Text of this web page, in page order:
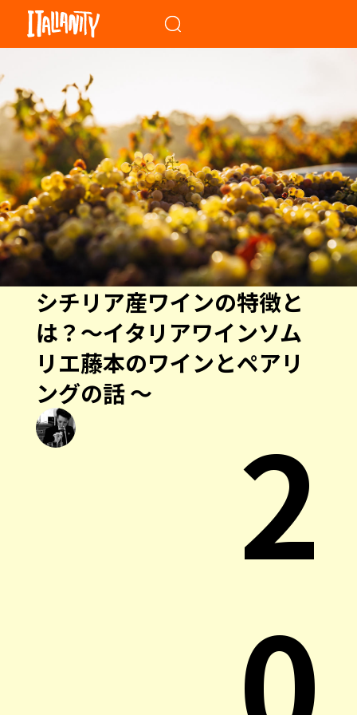
シチリア産ワインの特徴と
は？〜イタリアワインソム
リエ藤本のワインとペアリ
ングの話 〜
2